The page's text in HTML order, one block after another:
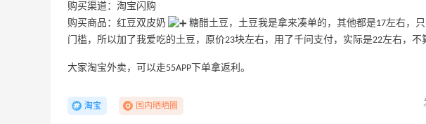
购买渠道：淘宝闪购
购买商品：红豆双皮奶
糖醋土豆，土豆我是拿来凑单的，其他都是17左右，
门槛，所以加了我爱吃的土豆，原价23块左右，用了千问支付，实际是22左右，不
大家淘宝外卖，可以走55APP下单拿返利。
淘宝 国内晒晒圈